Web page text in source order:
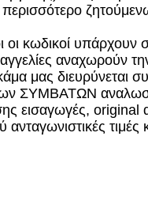
οι κωδικοί υπάρχουν
αναχωρούν
μας διευρύνεται
ΣΥΜΒΑΤΩΝ
εισαγωγές, original
ανταγωνιστικές τιμές